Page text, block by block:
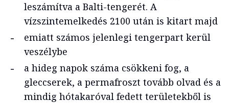
leszámítva a Balti-tengerét. A
vízszintemelkedés 2100 után is kitart majd
emiatt számos jelenlegi tengerpart kerül
veszélybe
a hideg napok száma csökkeni fog, a
gleccserek, a permafroszt tovább olvad és a
mindig hótakaróval fedett területekből is